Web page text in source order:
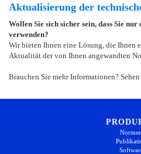
Aktualisierung der
Wollen Sie sich sicher sein, dass Sie
verwenden?
Wir bieten Ihnen eine Lösung, die Ihnen
Aktualität der von Ihnen angewandten
Brauchen Sie mehr Informationen?
Normen